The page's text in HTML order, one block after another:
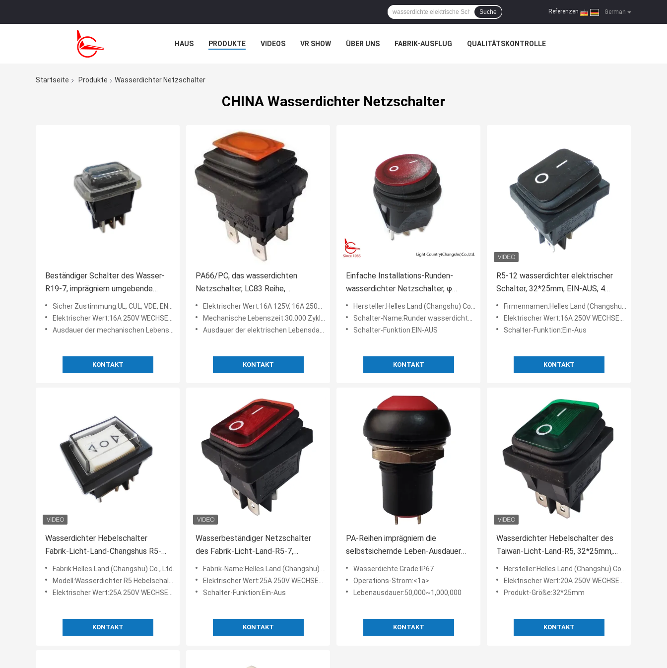
German
Referenzen |
Suche
HAUS PRODUKTE VIDEOS VR SHOW ÜBER UNS FABRIK-AUSFLUG QUALITÄTSKONTROLLE
Startseite
Produkte Wasserdichter Netzschalter
CHINA Wasserdichter Netzschalter
Beständiger Schalter des Wasser-
R19-7, imprägniern umgebende
Temperatur des Stoß-Schalter-
T85/T105
Sicher Zustimmung:UL, CUL, VDE, ENEC
Elektrischer Wert:16A 250V WECHSELSTROM, 21A 125V WECHSELSTROM,
Ausdauer der mechanischen Lebensdauer:30.000 Zyklen
KONTAKT
PA66/PC, das wasserdichten
Netzschalter, LC83 Reihe,
mechanische 30000 Zyklen
unterbringt.
Elektrischer Wert:16A 125V, 16A 250V WECHSELSTROM
Mechanische Lebenszeit:30.000 Zyklen
Ausdauer der elektrischen Lebensdauer:10.000 Zyklen
KONTAKT
Einfache Installations-Runden-
wasserdichter Netzschalter, φ
20mm, mit rotem Licht, >10,000
Lebenszyklen.
Hersteller:Helles Land (Changshu) Co., Ltd.
Schalter-Name:Runder wasserdichter Netzschalter
Schalter-Funktion:EIN-AUS
KONTAKT
R5-12 wasserdichter elektrischer
Schalter, 32*25mm, EIN-AUS, 4
Anschlüsse, PA66-/PCschwarz-
Wohnung
Firmennamen:Helles Land (Changshu) Co.,Ltd
Elektrischer Wert:16A 250V WECHSELSTROM, 20A 125V WECHSELSTROM.
Schalter-Funktion:Ein-Aus
KONTAKT
Wasserdichter Hebelschalter
Fabrik-Licht-Land-Changshus R5-11
25A 250VAC mit UL TUV
Fabrik:Helles Land (Changshu) Co., Ltd.
Modell:Wasserdichter R5 Hebelschalter
Elektrischer Wert:25A 250V WECHSELSTROM, 25A 125V WECHSELSTROM
KONTAKT
Wasserbeständiger Netzschalter
des Fabrik-Licht-Land-R5-7,
32*25mm, rotes Licht, CER CQC
ULs TUV.
Fabrik-Name:Helles Land (Changshu) Co.,Ltd
Elektrischer Wert:25A 250V WECHSELSTROM, 25A 125V WECHSELSTROM.
Schalter-Funktion:Ein-Aus
KONTAKT
PA-Reihen imprägniern die
selbstsichernde Leben-Ausdauer
50000~1000000 des Netzschalter-
IP67
Wasserdichte Grade:IP67
Operations-Strom:<1a>
Lebenausdauer:50,000~1,000,000
KONTAKT
Wasserdichter Hebelschalter des
Taiwan-Licht-Land-R5, 32*25mm,
EIN-AUS, IP67, Blaues belichtet
Hersteller:Helles Land (Changshu) Co., Ltd.
Elektrischer Wert:20A 250V WECHSELSTROM, 20A 125V WECHSELSTROM.
Produkt-Größe:32*25mm
KONTAKT